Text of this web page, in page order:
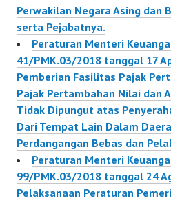
Perwakilan Negara Asing dan
serta Pejabatnya.
Peraturan Menteri
41/PMK.03/2018 tanggal 17
Pemberian Fasilitas Pajak
Pajak Pertambahan Nilai dan
Tidak Dipungut atas
Dari Tempat Lain Dalam
Perdangangan Bebas dan
Peraturan Menteri
99/PMK.03/2018 tanggal 24
Pelaksanaan Peraturan